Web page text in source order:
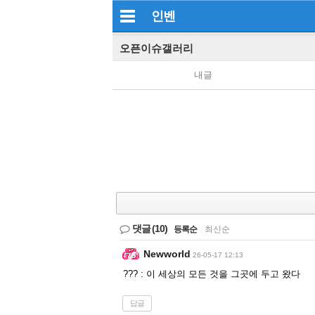
인벤
오픈이슈갤러리
내글
댓글(10) 등록순 최신순
Newworld 26-05-17 12:13
??? : 이 세상의 모든 것을 그곳에 두고 왔다
답글